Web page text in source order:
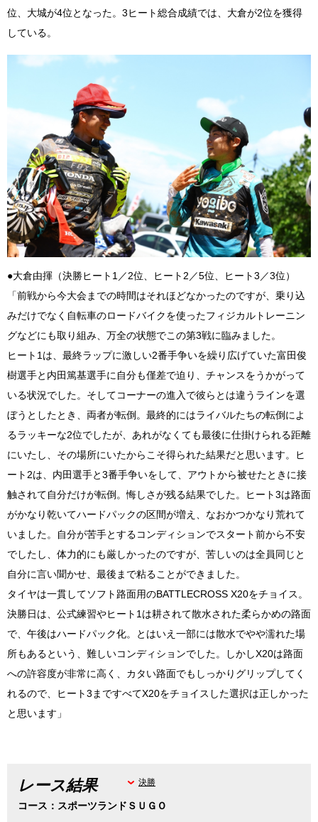
位、大城が4位となった。3ヒート総合成績では、大倉が2位を獲得
している。
●大倉由揮（決勝ヒート1／2位、ヒート2／5位、ヒート3／3位）
「前戦から今大会までの時間はそれほどなかったのですが、乗り込
みだけでなく自転車のロードバイクを使ったフィジカルトレーニン
グなどにも取り組み、万全の状態でこの第3戦に臨みました。
ヒート1は、最終ラップに激しい2番手争いを繰り広げていた富田俊
樹選手と内田篤基選手に自分も僅差で迫り、チャンスをうかがって
いる状況でした。そしてコーナーの進入で彼らとは違うラインを選
ぼうとしたとき、両者が転倒。最終的にはライバルたちの転倒によ
るラッキーな2位でしたが、あれがなくても最後に仕掛けられる距離
にいたし、その場所にいたからこそ得られた結果だと思います。ヒ
ート2は、内田選手と3番手争いをして、アウトから被せたときに接
触されて自分だけが転倒。悔しさが残る結果でした。ヒート3は路面
がかなり乾いてハードパックの区間が増え、なおかつかなり荒れて
いました。自分が苦手とするコンディションでスタート前から不安
でしたし、体力的にも厳しかったのですが、苦しいのは全員同じと
自分に言い聞かせ、最後まで粘ることができました。
タイヤは一貫してソフト路面用のBATTLECROSS X20をチョイス。
決勝日は、公式練習やヒート1は耕されて散水された柔らかめの路面
で、午後はハードパック化。とはいえ一部には散水でやや濡れた場
所もあるという、難しいコンディションでした。しかしX20は路面
への許容度が非常に高く、カタい路面でもしっかりグリップしてく
れるので、ヒート3まですべてX20をチョイスした選択は正しかった
と思います」
レース結果
コース：スポーツランドＳＵＧＯ
決勝